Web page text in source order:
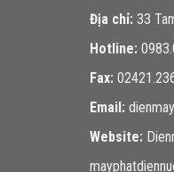
Địa chỉ: 33
Hotline:
Fax:
Email:
Website: